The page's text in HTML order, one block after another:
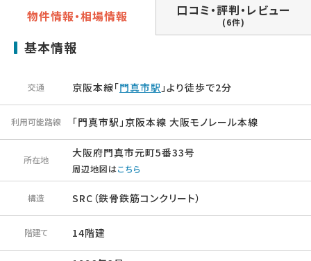
物件情報・相場情報 口コミ・評判・レビュー
(6件)
基本情報
交通 京阪本線「門真市駅 」より徒歩で2分
利用可能路線 「門真市駅」京阪本線 大阪モノレール本線
所在地
大阪府門真市元町5番33号
周辺地図はこちら
構造 SRC（鉄骨鉄筋コンクリート）
階建て 14階建